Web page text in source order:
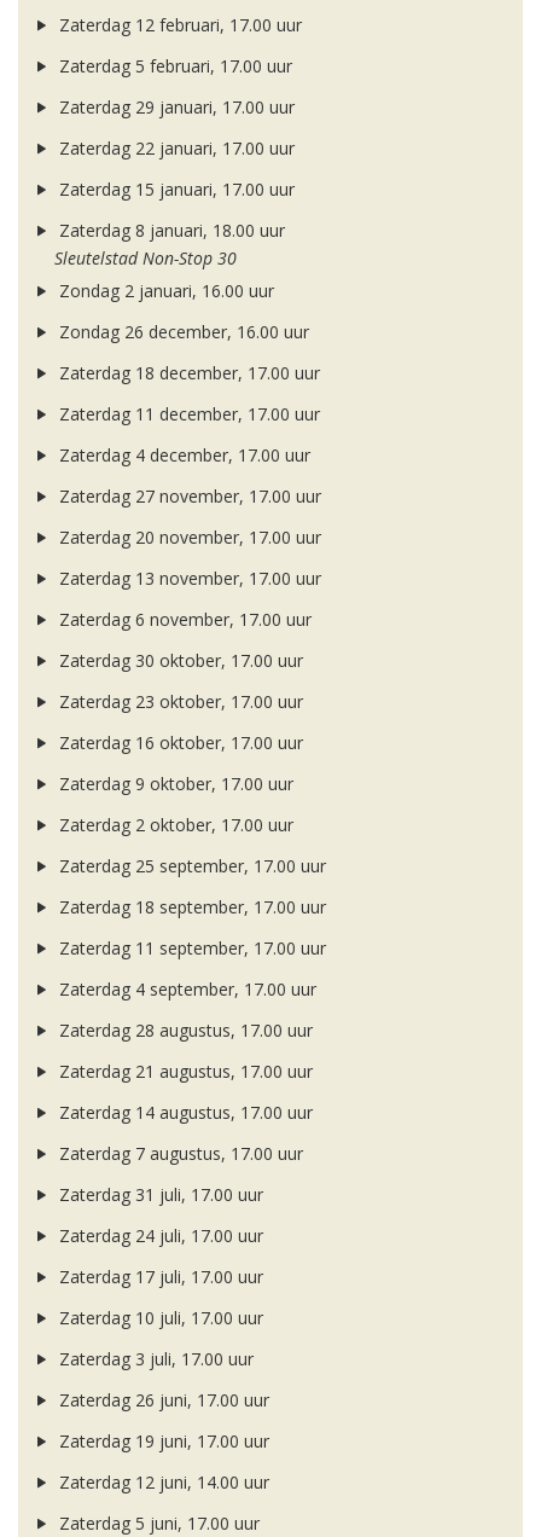
Zaterdag 12 februari, 17.00 uur
Zaterdag 5 februari, 17.00 uur
Zaterdag 29 januari, 17.00 uur
Zaterdag 22 januari, 17.00 uur
Zaterdag 15 januari, 17.00 uur
Zaterdag 8 januari, 18.00 uur
Sleutelstad Non-Stop 30
Zondag 2 januari, 16.00 uur
Zondag 26 december, 16.00 uur
Zaterdag 18 december, 17.00 uur
Zaterdag 11 december, 17.00 uur
Zaterdag 4 december, 17.00 uur
Zaterdag 27 november, 17.00 uur
Zaterdag 20 november, 17.00 uur
Zaterdag 13 november, 17.00 uur
Zaterdag 6 november, 17.00 uur
Zaterdag 30 oktober, 17.00 uur
Zaterdag 23 oktober, 17.00 uur
Zaterdag 16 oktober, 17.00 uur
Zaterdag 9 oktober, 17.00 uur
Zaterdag 2 oktober, 17.00 uur
Zaterdag 25 september, 17.00 uur
Zaterdag 18 september, 17.00 uur
Zaterdag 11 september, 17.00 uur
Zaterdag 4 september, 17.00 uur
Zaterdag 28 augustus, 17.00 uur
Zaterdag 21 augustus, 17.00 uur
Zaterdag 14 augustus, 17.00 uur
Zaterdag 7 augustus, 17.00 uur
Zaterdag 31 juli, 17.00 uur
Zaterdag 24 juli, 17.00 uur
Zaterdag 17 juli, 17.00 uur
Zaterdag 10 juli, 17.00 uur
Zaterdag 3 juli, 17.00 uur
Zaterdag 26 juni, 17.00 uur
Zaterdag 19 juni, 17.00 uur
Zaterdag 12 juni, 14.00 uur
Zaterdag 5 juni, 17.00 uur